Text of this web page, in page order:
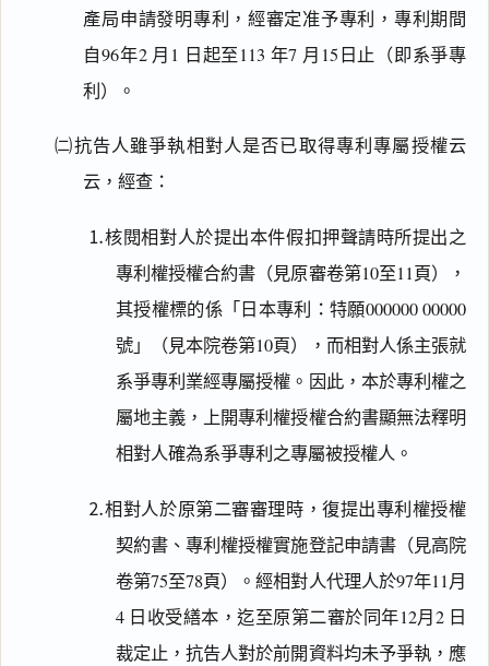
產局申請發明專利，經審定准予專利，專利期間
自96年2 月1 日起至113 年7 月15日止（即系爭專
利）。
㈡抗告人雖爭執相對人是否已取得專利專屬授權云
云，經查：
⒈核閱相對人於提出本件假扣押聲請時所提出之
專利權授權合約書（見原審卷第10至11頁），
其授權標的係「日本專利：特願000000 00000
號」（見本院卷第10頁），而相對人係主張就
系爭專利業經專屬授權。因此，本於專利權之
屬地主義，上開專利權授權合約書顯無法釋明
相對人確為系爭專利之專屬被授權人。
⒉相對人於原第二審審理時，復提出專利權授權
契約書、專利權授權實施登記申請書（見高院
卷第75至78頁）。經相對人代理人於97年11月
4 日收受繕本，迄至原第二審於同年12月2 日
裁定止，抗告人對於前開資料均未予爭執，應